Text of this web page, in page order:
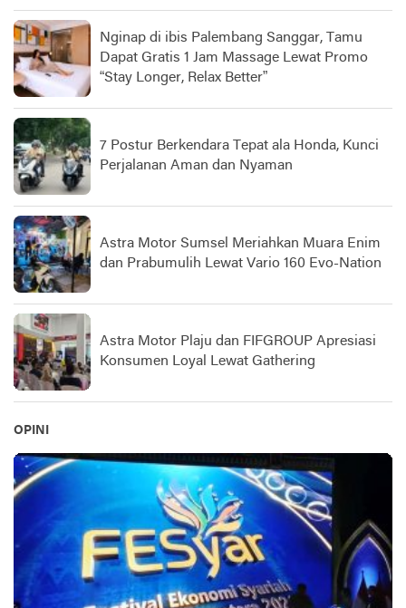
Nginap di ibis Palembang Sanggar, Tamu
Dapat Gratis 1 Jam Massage Lewat Promo
“Stay Longer, Relax Better”
7 Postur Berkendara Tepat ala Honda, Kunci
Perjalanan Aman dan Nyaman
Astra Motor Sumsel Meriahkan Muara Enim
dan Prabumulih Lewat Vario 160 Evo-Nation
Astra Motor Plaju dan FIFGROUP Apresiasi
Konsumen Loyal Lewat Gathering
OPINI